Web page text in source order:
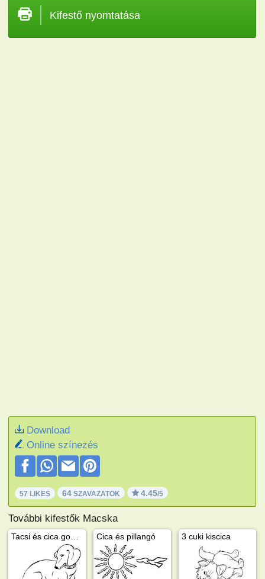
Kifestő nyomtatása
Download
Online színezés
57 LIKES 64 SZAVAZATOK 4.45/5
További kifestők Macska
Cica és pillangó 3 cuki kiscica